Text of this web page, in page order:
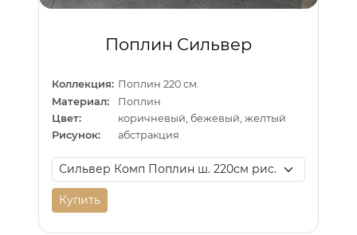
Поплин Сильвер
Коллекция: Поплин 220 см.
Материал:
Поплин
Цвет:
коричневый, бежевый, желтый
Рисунок:
абстракция
Купить